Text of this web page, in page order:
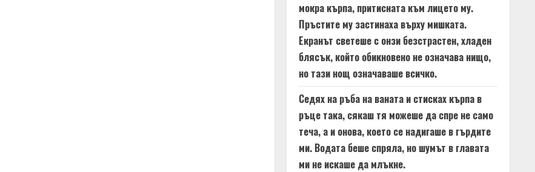
мокра кърпа, притисната към лицето му.
Пръстите му застинаха върху мишката.
Екранът светеше с онзи безстрастен, хладен
блясък, който обикновено не означава нищо,
но тази нощ означаваше всичко.
Седях на ръба на ваната и стисках кърпа в
ръце така, сякаш тя можеше да спре не само
теча, а и онова, което се надигаше в гърдите
ми. Водата беше спряла, но шумът в главата
ми не искаше да млъкне.